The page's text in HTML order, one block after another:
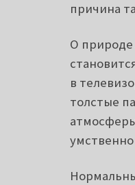
причина
О природе
в
толстые